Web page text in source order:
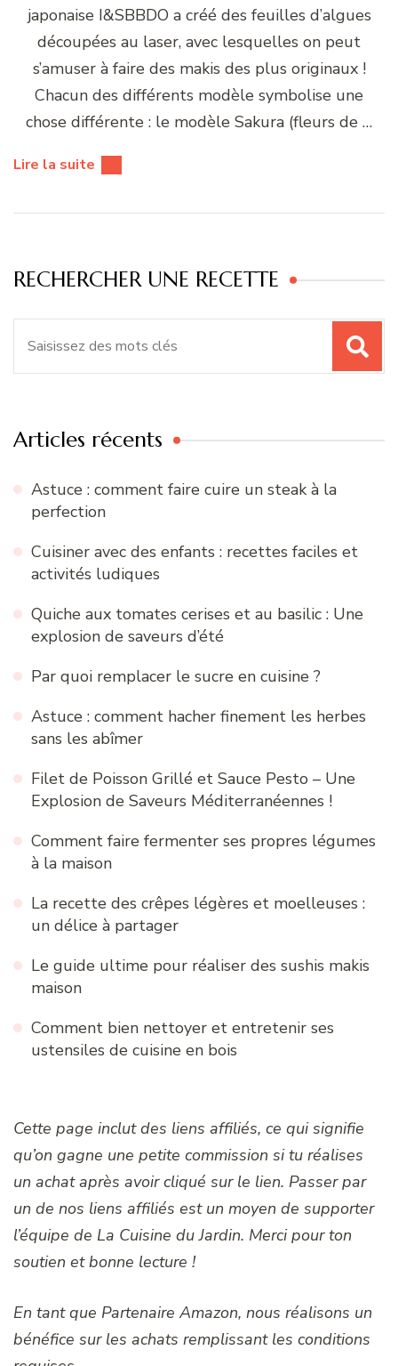
japonaise I&SBBDO a créé des feuilles d’algues
découpées au laser, avec lesquelles on peut
s’amuser à faire des makis des plus originaux !
Chacun des différents modèle symbolise une
chose différente : le modèle Sakura (fleurs de …
Lire la suite
RECHERCHER UNE RECETTE
Articles récents
Astuce : comment faire cuire un steak à la
perfection
Cuisiner avec des enfants : recettes faciles et
activités ludiques
Quiche aux tomates cerises et au basilic : Une
explosion de saveurs d’été
Par quoi remplacer le sucre en cuisine ?
Astuce : comment hacher finement les herbes
sans les abîmer
Filet de Poisson Grillé et Sauce Pesto – Une
Explosion de Saveurs Méditerranéennes !
Comment faire fermenter ses propres légumes
à la maison
La recette des crêpes légères et moelleuses :
un délice à partager
Le guide ultime pour réaliser des sushis makis
maison
Comment bien nettoyer et entretenir ses
ustensiles de cuisine en bois
Cette page inclut des liens affiliés, ce qui signifie
qu’on gagne une petite commission si tu réalises
un achat après avoir cliqué sur le lien. Passer par
un de nos liens affiliés est un moyen de supporter
l’équipe de La Cuisine du Jardin. Merci pour ton
soutien et bonne lecture !
En tant que Partenaire Amazon, nous réalisons un
bénéfice sur les achats remplissant les conditions